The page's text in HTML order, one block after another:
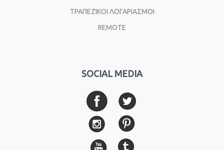
ΤΡΑΠΕΖΙΚΟΙ ΛΟΓΑΡΙΑΣΜΟΙ
REMOTE
SOCIAL MEDIA